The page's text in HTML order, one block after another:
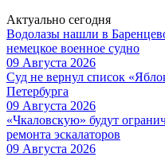
Актуально сегодня
Водолазы нашли в
немецкое военное судно
09 Августа 2026
Суд не вернул список
Петербурга
09 Августа 2026
«Чкаловскую» будут
ремонта эскалаторов
09 Августа 2026